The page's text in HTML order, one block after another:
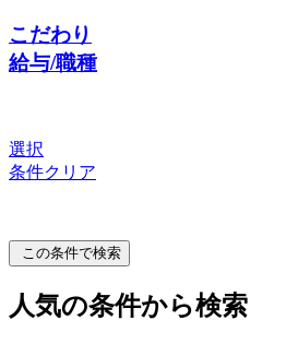
こだわり
給与/職種
選択
条件クリア
この条件で検索
人気の条件から検索